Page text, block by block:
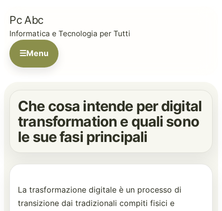
Pc Abc
Informatica e Tecnologia per Tutti
☰Menu
Che cosa intende per digital
transformation e quali sono
le sue fasi principali
La trasformazione digitale è un processo di
transizione dai tradizionali compiti fisici e